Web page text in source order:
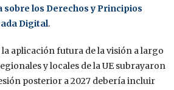
sobre los Derechos y Principios
Digital.
la aplicación futura de la visión a largo
y locales de la UE subrayaron
posterior a 2027 debería incluir